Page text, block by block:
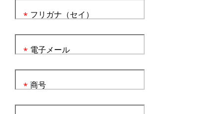
フリガナ（セイ）
*
電子メール
*
商号
*